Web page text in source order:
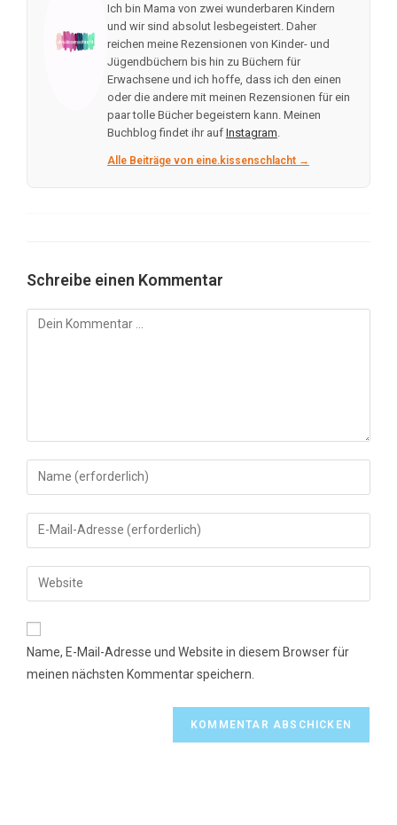
Ich bin Mama von zwei wunderbaren Kindern
und wir sind absolut lesbegeistert. Daher
reichen meine Rezensionen von Kinder- und
Jügendbüchern bis hin zu Büchern für
Erwachsene und ich hoffe, dass ich den einen
oder die andere mit meinen Rezensionen für ein
paar tolle Bücher begeistern kann. Meinen
Buchblog findet ihr auf Instagram
Alle Beiträge von eine.kissenschlacht →
Schreibe einen Kommentar
Kommentar
Gib
deinen
Namen
oder
zum
Kommentieren
ein
Gib
deine
E-
Mail-
zum
Kommentieren
ein
Gib
deine
Website-
Name, E-Mail-Adresse und Website in diesem Browser für
meinen nächsten Kommentar speichern.